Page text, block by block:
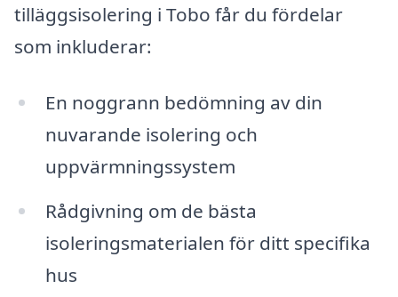
tilläggsisolering i Tobo får du fördelar
som inkluderar:
En noggrann bedömning av din
nuvarande isolering och
uppvärmningssystem
Rådgivning om de bästa
isoleringsmaterialen för ditt specifika
hus